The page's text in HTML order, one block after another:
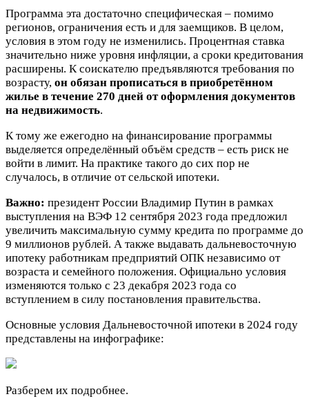
Программа эта достаточно специфическая – помимо
регионов, ограничения есть и для заемщиков. В целом,
условия в этом году не изменились. Процентная ставка
значительно ниже уровня инфляции, а сроки кредитования
расширены. К соискателю предъявляются требования по
возрасту, он обязан прописаться в приобретённом
жилье в течение 270 дней от оформления документов
на недвижимость.
К тому же ежегодно на финансирование программы
выделяется определённый объём средств – есть риск не
войти в лимит. На практике такого до сих пор не
случалось, в отличие от сельской ипотеки.
Важно: президент России Владимир Путин в рамках
выступления на ВЭФ 12 сентября 2023 года предложил
увеличить максимальную сумму кредита по программе до
9 миллионов рублей. А также выдавать дальневосточную
ипотеку работникам предприятий ОПК независимо от
возраста и семейного положения. Официально условия
изменяются только с 23 декабря 2023 года со
вступлением в силу постановления правительства.
Основные условия Дальневосточной ипотеки в 2024 году
представлены на инфографике:
Разберем их подробнее.